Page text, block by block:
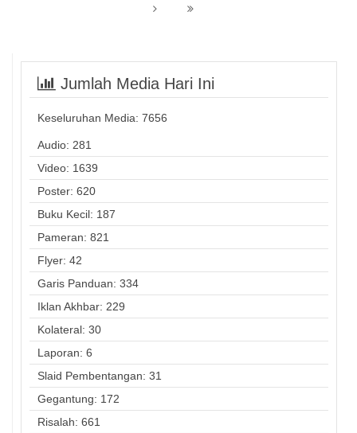
Jumlah Media Hari Ini
Keseluruhan Media: 7656
Audio: 281
Video: 1639
Poster: 620
Buku Kecil: 187
Pameran: 821
Flyer: 42
Garis Panduan: 334
Iklan Akhbar: 229
Kolateral: 30
Laporan: 6
Slaid Pembentangan: 31
Gegantung: 172
Risalah: 661